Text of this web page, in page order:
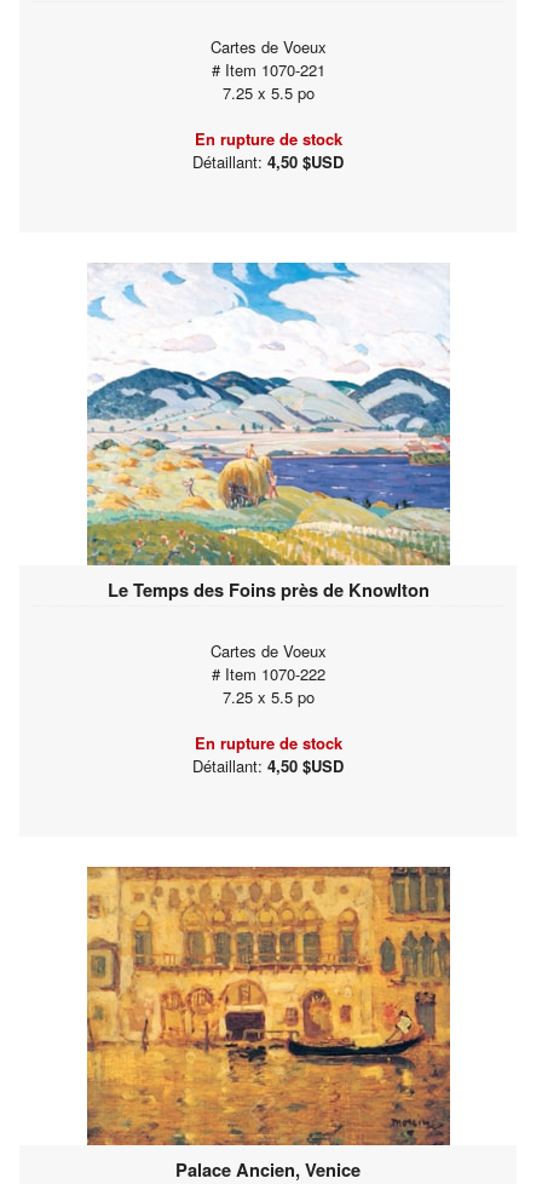
Cartes de Voeux
# Item 1070-221
7.25 x 5.5 po
En rupture de stock
Détaillant: 4,50 $USD
Le Temps des Foins près de Knowlton
Cartes de Voeux
# Item 1070-222
7.25 x 5.5 po
En rupture de stock
Détaillant: 4,50 $USD
Palace Ancien, Venice